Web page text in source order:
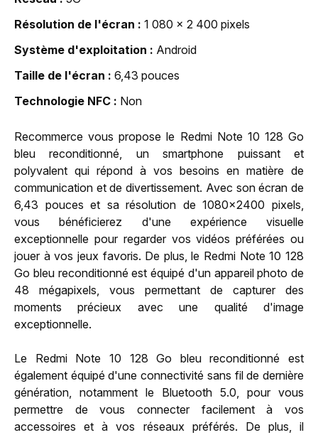
Résolution de l'écran
1 080 x 2 400 pixels
Système d'exploitation
Android
Taille de l'écran
6,43 pouces
Technologie NFC
Non
Recommerce vous propose le Redmi Note 10 128 Go
bleu reconditionné, un smartphone puissant et
polyvalent qui répond à vos besoins en matière de
communication et de divertissement. Avec son écran de
6,43 pouces et sa résolution de 1080x2400 pixels,
vous bénéficierez d'une expérience visuelle
exceptionnelle pour regarder vos vidéos préférées ou
jouer à vos jeux favoris. De plus, le Redmi Note 10 128
Go bleu reconditionné est équipé d'un appareil photo de
48 mégapixels, vous permettant de capturer des
moments précieux avec une qualité d'image
exceptionnelle.
Le Redmi Note 10 128 Go bleu reconditionné est
également équipé d'une connectivité sans fil de dernière
génération, notamment le Bluetooth 5.0, pour vous
permettre de vous connecter facilement à vos
accessoires et à vos réseaux préférés. De plus, il